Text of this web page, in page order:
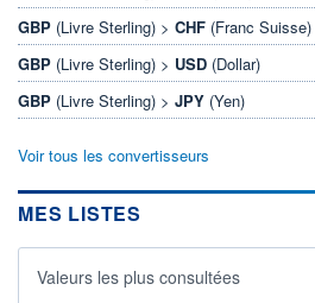
GBP (Livre Sterling) > CHF (Franc Suisse)
GBP (Livre Sterling) > USD (Dollar)
GBP (Livre Sterling) > JPY (Yen)
Voir tous les convertisseurs
MES LISTES
Valeurs les plus consultées